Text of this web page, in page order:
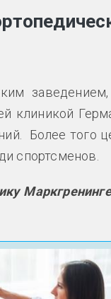
клиникой
Более того
спортсменов.